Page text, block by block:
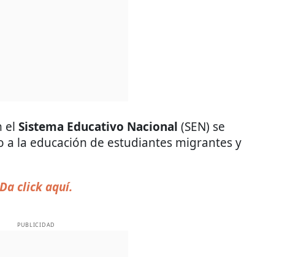
el Sistema Educativo Nacional (SEN) se
a la educación de estudiantes migrantes y
Da click aquí.
PUBLICIDAD